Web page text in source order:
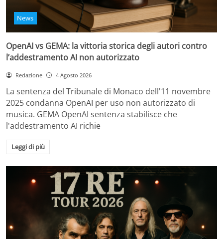
News
OpenAI vs GEMA: la vittoria storica degli autori contro
l’addestramento AI non autorizzato
Redazione 4 Agosto 2026
La sentenza del Tribunale di Monaco dell'11 novembre
2025 condanna OpenAI per uso non autorizzato di
musica. GEMA OpenAI sentenza stabilisce che
l'addestramento AI richie
Leggi di più